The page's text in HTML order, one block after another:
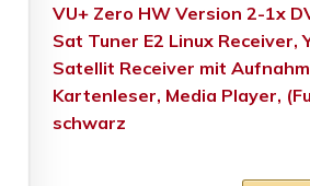
VU+ Zero HW Version 2-1x
Sat Tuner E2 Linux Receiver,
Satellit Receiver mit
Kartenleser, Media Player,
schwarz